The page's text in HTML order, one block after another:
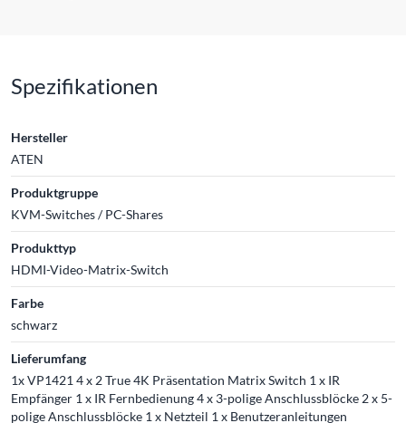
Spezifikationen
Hersteller
ATEN
Produktgruppe
KVM-Switches / PC-Shares
Produkttyp
HDMI-Video-Matrix-Switch
Farbe
schwarz
Lieferumfang
1x VP1421 4 x 2 True 4K Präsentation Matrix Switch 1 x IR
Empfänger 1 x IR Fernbedienung 4 x 3-polige Anschlussblöcke 2 x 5-
polige Anschlussblöcke 1 x Netzteil 1 x Benutzeranleitungen